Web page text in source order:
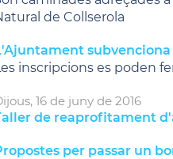
de Collserola
subvenciona
inscripcions es poden
16 dejuny de2016
de reaprofitament
per passar un